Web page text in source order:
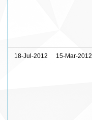
18-Jul-2012 15-Mar-2012